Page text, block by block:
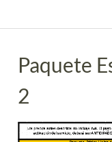
Paquete
2